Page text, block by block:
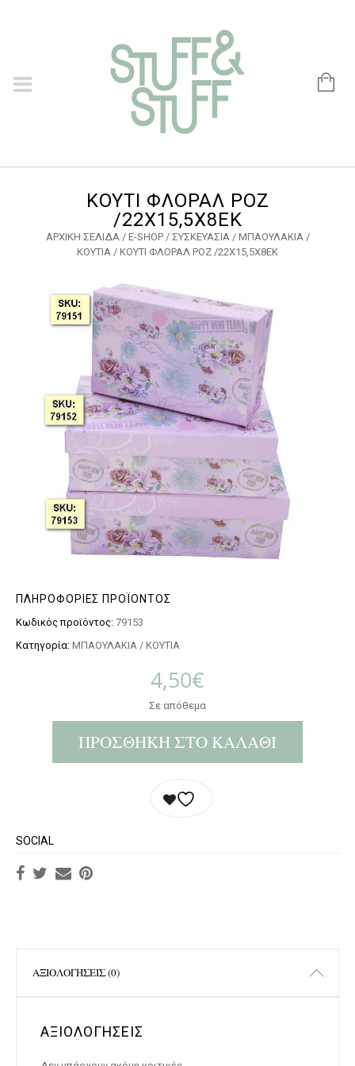
ΚΟΥΤΙ ΦΛΟΡΑΛ ΡΟΖ
/22Χ15,5Χ8ΕΚ
ΑΡΧΙΚΉ ΣΕΛΊΔΑ/ E-SHOP/ ΣΥΣΚΕΥΑΣΙΑ/ ΜΠΑΟΥΛΑΚΙΑ /
ΚΟΥΤΙΑ / ΚΟΥΤΙ ΦΛΟΡΑΛ ΡΟΖ /22Χ15,5Χ8ΕΚ
ΠΛΗΡΟΦΟΡΊΕΣ ΠΡΟΪΌΝΤΟΣ
Κωδικός προϊόντος: 79153
Κατηγορία: ΜΠΑΟΥΛΑΚΙΑ / ΚΟΥΤΙΑ
4,50€
Σε απόθεμα
ΠΡΟΣΘΉΚΗ ΣΤΟ ΚΑΛΆΘΙ
SOCIAL
ΑΞΙΟΛΟΓΉΣΕΙΣ (0)
ΑΞΙΟΛΟΓΉΣΕΙΣ